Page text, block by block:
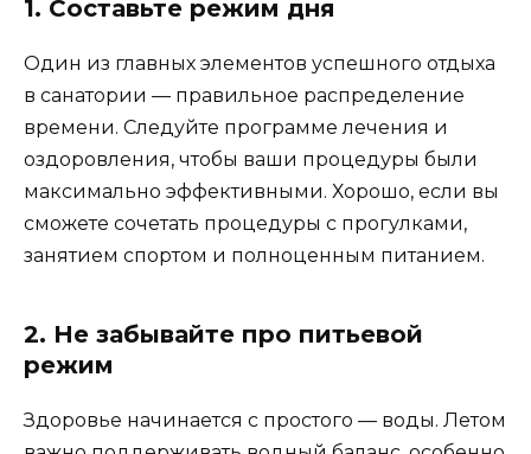
1. Составьте режим дня
Один из главных элементов успешного отдыха
в санатории — правильное распределение
времени. Следуйте программе лечения и
оздоровления, чтобы ваши процедуры были
максимально эффективными. Хорошо, если вы
сможете сочетать процедуры с прогулками,
занятием спортом и полноценным питанием.
2. Не забывайте про питьевой
режим
Здоровье начинается с простого — воды. Летом